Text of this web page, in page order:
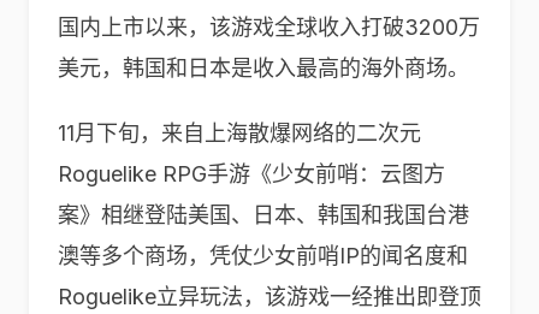
国内上市以来，该游戏全球收入打破3200万
美元，韩国和日本是收入最高的海外商场。
11月下旬，来自上海散爆网络的二次元
Roguelike RPG手游《少女前哨：云图方
案》相继登陆美国、日本、韩国和我国台港
澳等多个商场，凭仗少女前哨IP的闻名度和
Roguelike立异玩法，该游戏一经推出即登顶